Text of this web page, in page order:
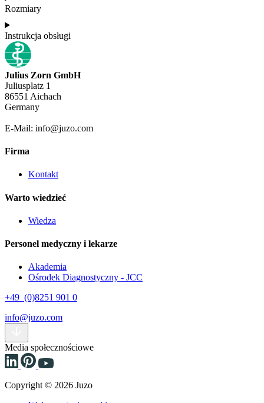
Rozmiary
Instrukcja obsługi
Julius Zorn GmbH
Juliusplatz 1
86551 Aichach
Germany
E-Mail: info@juzo.com
Firma
Kontakt
Warto wiedzieć
Wiedza
Personel medyczny i lekarze
Akademia
Ośrodek Diagnostyczny - JCC
+49 (0)8251 901 0
info@juzo.com
Media społecznościowe
Copyright © 2026 Juzo